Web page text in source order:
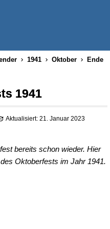
1941 Oktober
Ende
1941
Aktualisiert: 21. Januar 2023
bereits schon wieder. Hier
Oktoberfests im Jahr 1941.